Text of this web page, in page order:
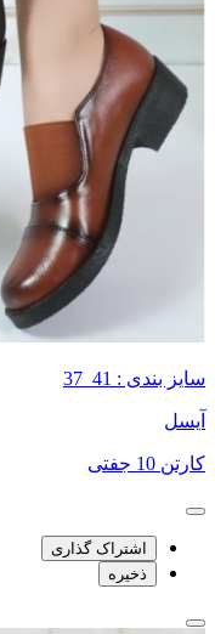
سایز بندی : 41_37
آیسل
کارتن 10 جفتی
اشتراک گذاری
ذخیره